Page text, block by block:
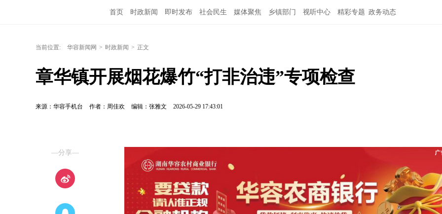
首页 时政新闻 即时发布 社会民生 媒体聚焦 乡镇部门 视听中心 精彩专题 政务动态
当前位置: 华容新闻网 > 时政新闻 > 正文
章华镇开展烟花爆竹“打非治违”专项检查
来源：华容手机台 作者：周佳欢 编辑：张雅文 2026-05-29 17:43:01
—分享—